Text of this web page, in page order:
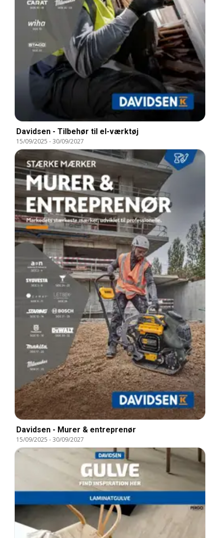
Davidsen - Tilbehør til el-værktøj
15/09/2025 -30/09/2027
Davidsen - Murer & entreprenør
15/09/2025 -30/09/2027